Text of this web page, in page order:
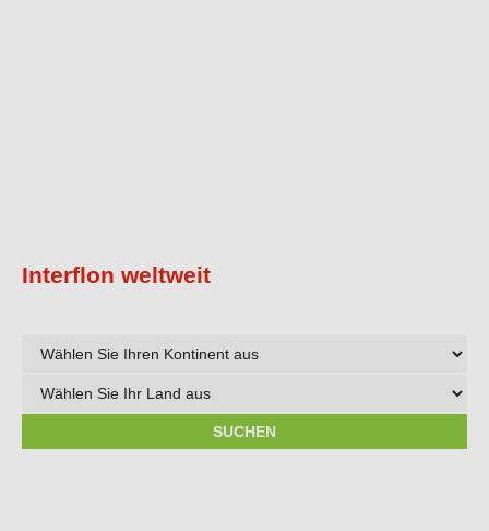
Interflon weltweit
Wählen
Ihren
Kontinent
Wählen
Land
SUCHEN